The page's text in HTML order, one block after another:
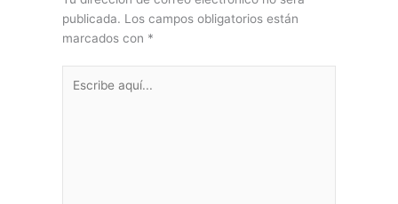
publicada. Los campos obligatorios están
marcados con *
aquí...